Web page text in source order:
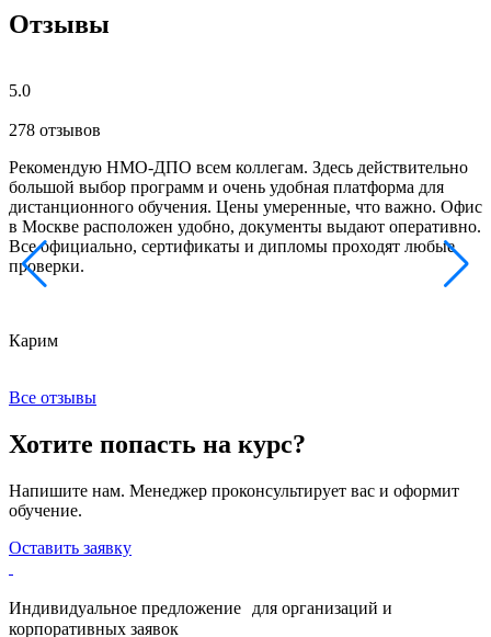
Отзывы
5.0
278 отзывов
Рекомендую НМО-ДПО всем коллегам. Здесь действительно
большой выбор программ и очень удобная платформа для
дистанционного обучения. Цены умеренные, что важно. Офис
в Москве расположен удобно, документы выдают оперативно.
Все официально, сертификаты и дипломы проходят любые
проверки.
Карим
Все отзывы
Хотите попасть на курс?
Напишите нам. Менеджер проконсультирует вас и оформит
обучение.
Оставить заявку
Индивидуальное предложение для организаций и
корпоративных заявок